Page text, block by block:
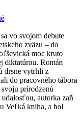
sa vo svojom debute
zväzu – do
moc kruto
diktatúrou. Román
drsne vytrhli z
do pracovného tábora
prirodzenú
autorka zaň
Veľká kniha, a bol